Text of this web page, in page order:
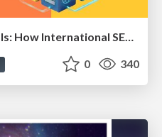
Max Prin - Stacking Signals: How International SEO Comes Together (And Falls Apart)
0 340